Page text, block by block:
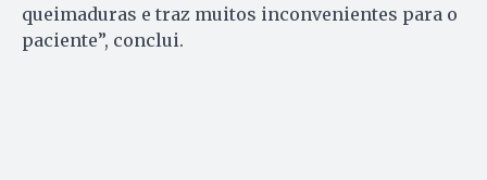
queimaduras e traz muitos inconvenientes para o
paciente”, conclui.